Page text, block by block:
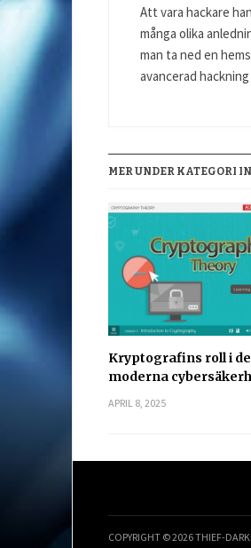
Att vara hackare
många olika
man ta ned en
avancerad
MER UNDER KATEGORI
Kryptografins roll i
moderna
APRIL 8, 2025
COPYRIGHT © 2026 THIEF-